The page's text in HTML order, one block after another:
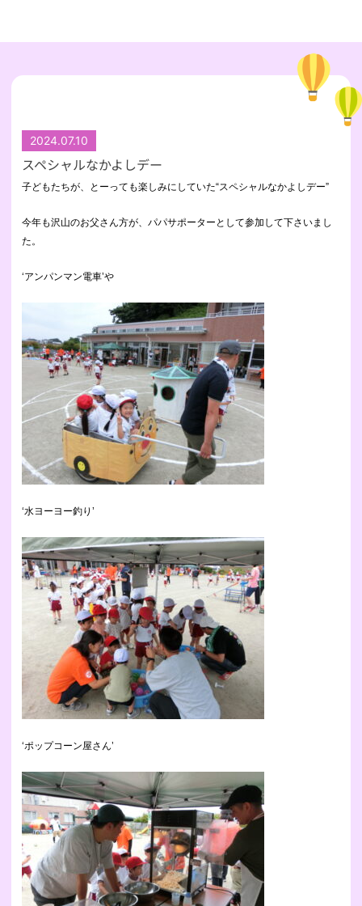
2024.07.10
スペシャルなかよしデー
子どもたちが、とーっても楽しみにしていた“スペシャルなかよしデー”
今年も沢山のお父さん方が、パパサポーターとして参加して下さいまし
た。
‘アンパンマン電車’や
‘水ヨーヨー釣り’
‘ポップコーン屋さん’